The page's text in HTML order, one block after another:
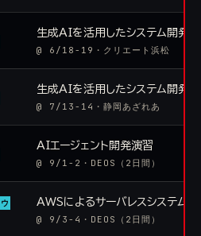
生成AIを活用したシステム開発
@ 6/18-19・クリエート浜松
生成AIを活用したシステム開発
@ 7/13-14・静岡あざれあ
AIエージェント開発演習
@ 9/1-2・DEOS（2日間）
AWSによるサーバレスシステム
@ 9/3-4・DEOS（2日間）